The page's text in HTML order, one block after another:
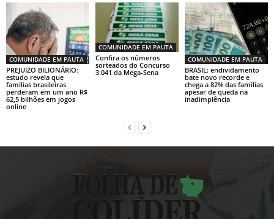
COMUNIDADE EM PAUTA
PREJUIZO BILIONÁRIO:
estudo revela que
famílias brasileiras
perderam em um ano R$
62,5 bilhões em jogos
online
COMUNIDADE EM PAUTA
Confira os números
sorteados do Concurso
3.041 da Mega-Sena
COMUNIDADE EM PAUTA
BRASIL: endividamento
bate novo recorde e
chega a 82% das famílias
apesar de queda na
inadimplência